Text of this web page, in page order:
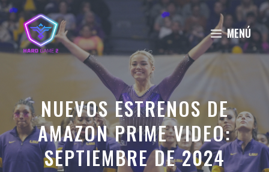
Saltar
al
contenido
MENÚ
NUEVOS ESTRENOS DE
AMAZON PRIME VIDEO:
SEPTIEMBRE DE 2024